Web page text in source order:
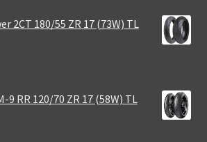
2CT 180/55 ZR 17 (73W) TL
RR 120/70 ZR 17 (58W) TL